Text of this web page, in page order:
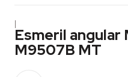
|
Esmeril angular
M9507B MT